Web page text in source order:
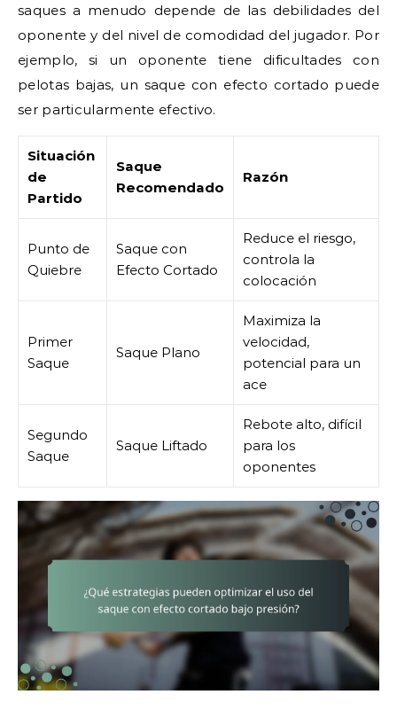
saques a menudo depende de las debilidades del
oponente y del nivel de comodidad del jugador. Por
ejemplo, si un oponente tiene dificultades con
pelotas bajas, un saque con efecto cortado puede
ser particularmente efectivo.
Situación
de
Partido
Saque
Recomendado
Razón
Punto de
Quiebre
Saque con
Efecto Cortado
Reduce el riesgo,
controla la
colocación
Primer
Saque
Saque Plano
Maximiza la
velocidad,
potencial para un
ace
Segundo
Saque
Saque Liftado
Rebote alto, difícil
para los
oponentes